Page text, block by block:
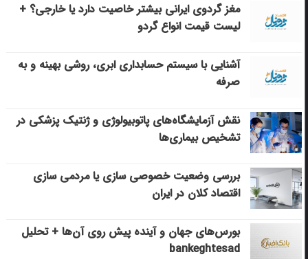
مغز گردوی ایرانی بیشتر خاصیت دارد یا خارجی؟ +
لیست قیمت انواع گردو
آشنایی با سیستم حسابداری ابری، روشی بهینه و به
صرفه
نقش آزمایشگاه‌های پاتوبیولوژی و ژنتیک پزشکی در
تشخیص بیماری‌ها
بررسی وضعیت خصوصی سازی یا مردمی سازی
اقتصاد کلان در ایران
بورس‌های جهان و آینده پیش روی آن‌ها + تحلیل
bankeghtesad